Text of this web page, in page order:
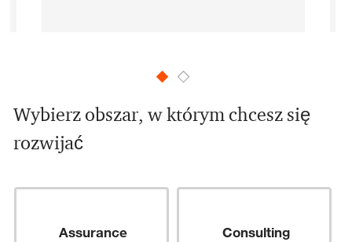
Wybierz obszar, w którym chcesz się
rozwijać
Assurance Consulting